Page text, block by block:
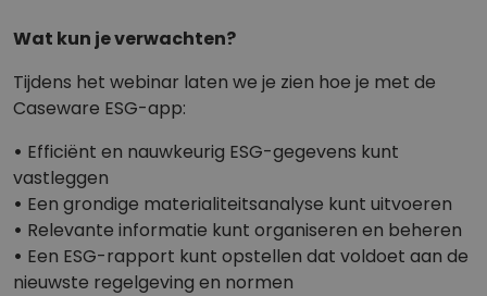
Wat kun je verwachten?
Tijdens het webinar laten we je zien hoe je met de
Caseware ESG-app:
• Efficiënt en nauwkeurig ESG-gegevens kunt
vastleggen
• Een grondige materialiteitsanalyse kunt uitvoeren
• Relevante informatie kunt organiseren en beheren
• Een ESG-rapport kunt opstellen dat voldoet aan de
nieuwste regelgeving en normen